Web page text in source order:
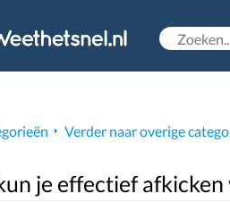
Verder naar overige
je effectief afkicken